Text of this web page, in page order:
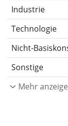
Industrie
Technologie
Nicht-
Sonstige
Mehr